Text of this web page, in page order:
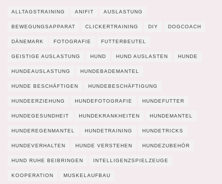
ALLTAGSTRAINING ANIFIT AUSLASTUNG
BEWEGUNGSAPPARAT CLICKERTRAINING DIY DOGCOACH
DÄNEMARK FOTOGRAFIE FUTTERBEUTEL
GEISTIGE AUSLASTUNG HUND HUND AUSLASTEN HUNDE
HUNDEAUSLASTUNG HUNDEBADEMANTEL
HUNDE BESCHÄFTIGEN HUNDEBESCHÄFTIGUNG
HUNDEERZIEHUNG HUNDEFOTOGRAFIE HUNDEFUTTER
HUNDEGESUNDHEIT HUNDEKRANKHEITEN HUNDEMANTEL
HUNDEREGENMANTEL HUNDETRAINING HUNDETRICKS
HUNDEVERHALTEN HUNDE VERSTEHEN HUNDEZUBEHÖR
HUND RUHE BEIBRINGEN INTELLIGENZSPIELZEUGE
KOOPERATION MUSKELAUFBAU